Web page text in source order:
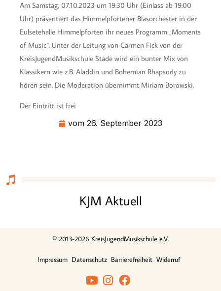
Am Samstag, 07.10.2023 um 19:30 Uhr (Einlass ab 19:00
Uhr) präsentiert das Himmelpfortener Blasorchester in der
Eulsetehalle Himmelpforten ihr neues Programm „Moments
of Music“. Unter der Leitung von Carmen Fick von der
KreisJugendMusikschule Stade wird ein bunter Mix von
Klassikern wie z.B. Aladdin und Bohemian Rhapsody zu
hören sein. Die Moderation übernimmt Miriam Borowski.
Der Eintritt ist frei
vom 26. September 2023
KJM Aktuell
© 2013-2026 KreisJugendMusikschule e.V.
Impressum Datenschutz Barrierefreiheit Widerruf